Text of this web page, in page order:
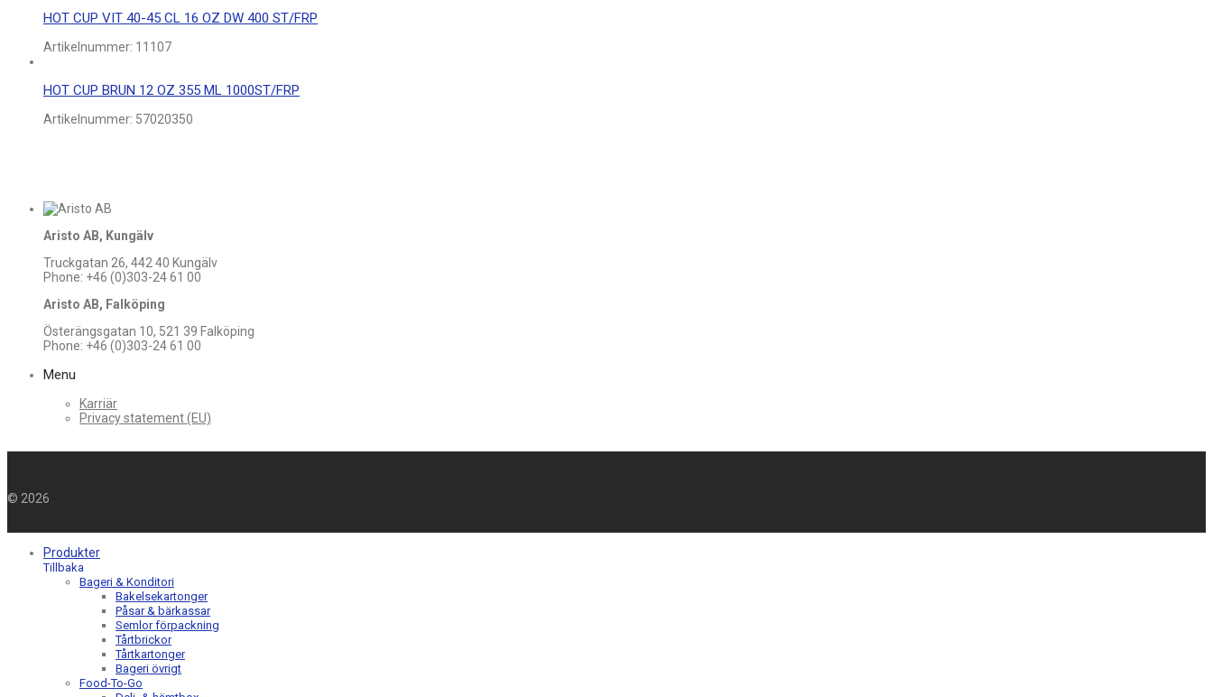
HOT CUP VIT 40-45 CL 16 OZ DW 400 ST/FRP
Artikelnummer: 11107
HOT CUP BRUN 12 OZ 355 ML 1000ST/FRP
Artikelnummer: 57020350
Aristo AB, Kungälv
Truckgatan 26, 442 40 Kungälv
Phone: +46 (0)303-24 61 00
Aristo AB, Falköping
Österängsgatan 10, 521 39 Falköping
Phone: +46 (0)303-24 61 00
Menu
Karriär
Privacy statement (EU)
© 2026
Produkter
Tillbaka
Bageri & Konditori
Bakelsekartonger
Påsar & bärkassar
Semlor förpackning
Tårtbrickor
Tårtkartonger
Bageri övrigt
Food-To-Go